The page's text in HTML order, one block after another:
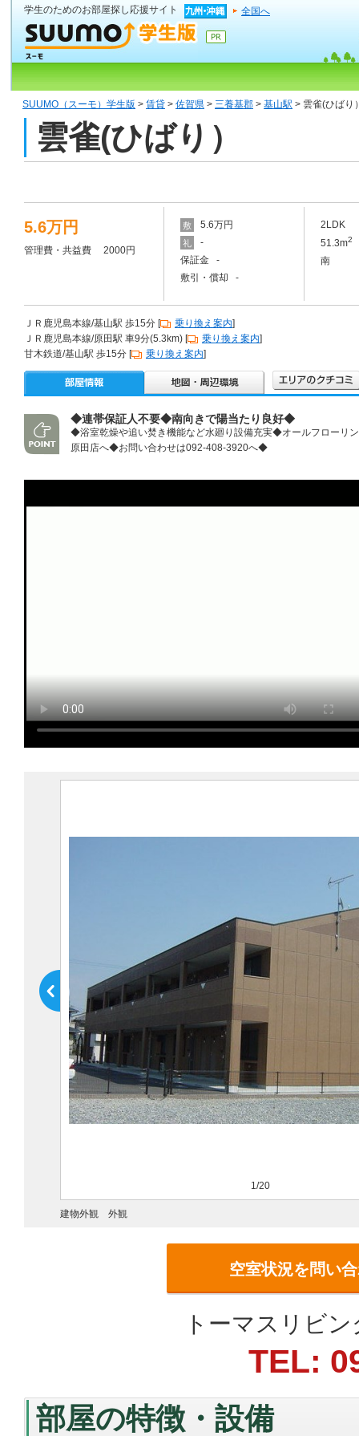
学生のためのお部屋探し応援サイト 全国へ
SUUMO（スーモ）学生版 > 賃貸 > 佐賀県 > 三養基郡 > 基山駅 > 雲雀(ひばり
雲雀(ひばり）
5.6万円
管理費・共益費 2000円
敷 5.6万円
礼
-
保証金 -
敷引・償却 -
2LDK
51.3m2
南
ＪＲ鹿児島本線/基山駅 歩15分 [ 乗り換え案内]
ＪＲ鹿児島本線/原田駅 車9分(5.3km) [
乗り換え案内]
甘木鉄道/基山駅 歩15分 [
乗り換え案内]
◆連帯保証人不要◆南向きで陽当たり良好◆
◆浴室乾燥や追い焚き機能など水廻り設備充実◆オールフローリ
原田店へ◆お問い合わせは092-408-3920へ◆
1/20
建物外観 外観
空室状況を問い
トーマスリビ
TEL:
部屋の特徴・設備